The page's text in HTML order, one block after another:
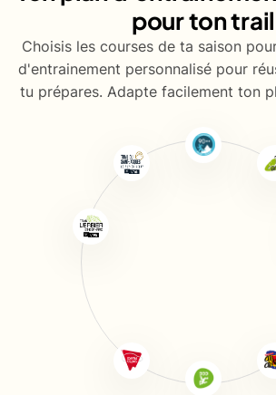
pour ton trail
Choisis les courses de ta saison
d'entrainement personnalisé pour
tu prépares. Adapte facilement ton